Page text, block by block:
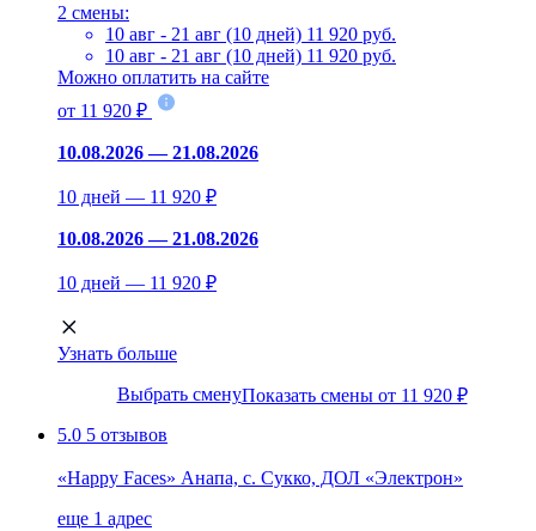
2 смены:
10 авг - 21 авг (10 дней) 11 920 руб.
10 авг - 21 авг (10 дней) 11 920 руб.
Можно оплатить на сайте
от 11 920 ₽
10.08.2026 — 21.08.2026
10 дней — 11 920 ₽
10.08.2026 — 21.08.2026
10 дней — 11 920 ₽
Узнать больше
Выбрать сменуПоказать смены от 11 920 ₽
5.0 5 отзывов
«Happy Faces» Анапа, с. Сукко, ДОЛ «Электрон»
еще 1 адрес